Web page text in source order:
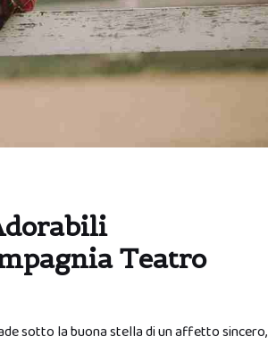
Teatro
sotto la buona stella di un affetto sincero,